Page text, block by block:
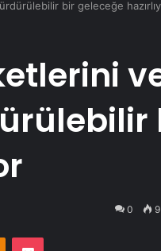
bir geleceğe
0 9
Odnoklassniki
Pocket